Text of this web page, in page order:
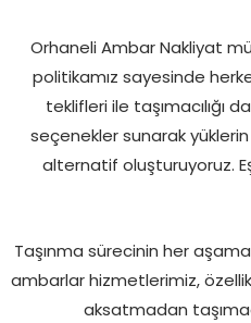
Orhaneli Ambar Nakliyat
politikamız sayesinde
teklifleri ile
seçenekler sunarak
alternatif oluşturuyoruz.
Taşınma sürecinin her
ambarlar hizmetlerimiz,
aksatmadan